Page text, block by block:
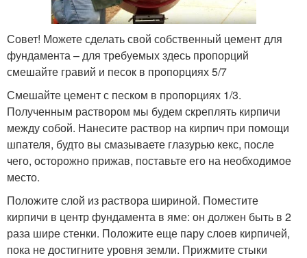
Совет! Можете сделать свой собственный цемент для
фундамента – для требуемых здесь пропорций
смешайте гравий и песок в пропорциях 5/7
Смешайте цемент с песком в пропорциях 1/3.
Полученным раствором мы будем скреплять кирпичи
между собой. Нанесите раствор на кирпич при помощи
шпателя, будто вы смазываете глазурью кекс, после
чего, осторожно прижав, поставьте его на необходимое
место.
Положите слой из раствора шириной. Поместите
кирпичи в центр фундамента в яме: он должен быть в 2
раза шире стенки. Положите еще пару слоев кирпичей,
пока не достигните уровня земли. Прижмите стыки